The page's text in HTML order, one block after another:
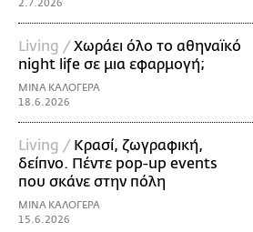
2.7.2026
Living /Χωράει όλο το αθηναϊκό
night life σε μια εφαρμογή;
ΜΙΝΑ ΚΑΛΟΓΕΡΑ
18.6.2026
Living / Κρασί, ζωγραφική,
δείπνο. Πέντε pop-up events
που σκάνε στην πόλη
ΜΙΝΑ ΚΑΛΟΓΕΡΑ
15.6.2026